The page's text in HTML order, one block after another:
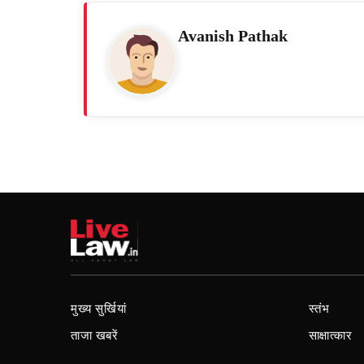
Avanish Pathak
मुख्य सुर्खियां
ताजा खबरें
स्तंभ
साक्षात्कार